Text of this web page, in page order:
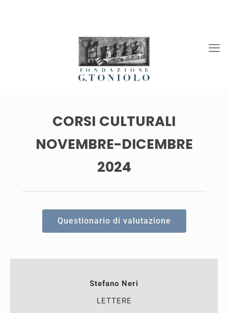
CORSI CULTURALI
NOVEMBRE-DICEMBRE
2024
Questionario di valutazione
Stefano Neri
LETTERE